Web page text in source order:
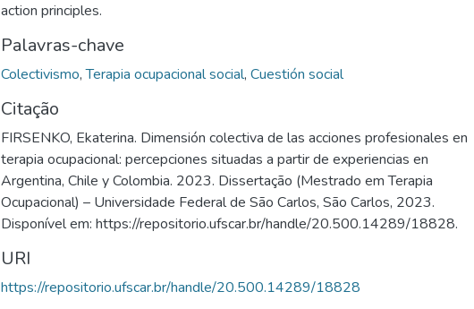
action principles.
Palavras-chave
Colectivismo,Terapia ocupacional social, Cuestión social
Citação
FIRSENKO, Ekaterina. Dimensión colectiva de las acciones profesionales en
terapia ocupacional: percepciones situadas a partir de experiencias en
Argentina, Chile y Colombia. 2023. Dissertação (Mestrado em Terapia
Ocupacional) – Universidade Federal de São Carlos, São Carlos, 2023.
Disponível em: https://repositorio.ufscar.br/handle/20.500.14289/18828.
URI
https://repositorio.ufscar.br/handle/20.500.14289/18828